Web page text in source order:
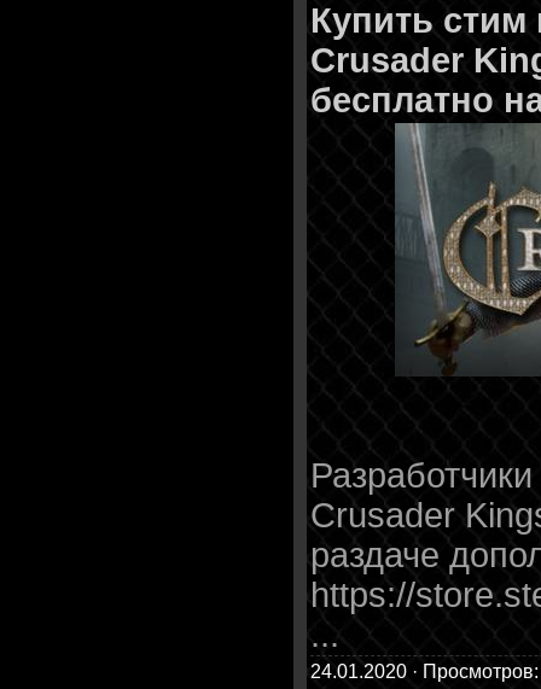
Купить стим
Crusader
бесплатно
Crusader
раздаче
https://
...
24.01.2020 ·